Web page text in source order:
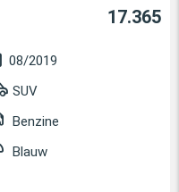
17.365
08/2019
SUV
Benzine
Blauw